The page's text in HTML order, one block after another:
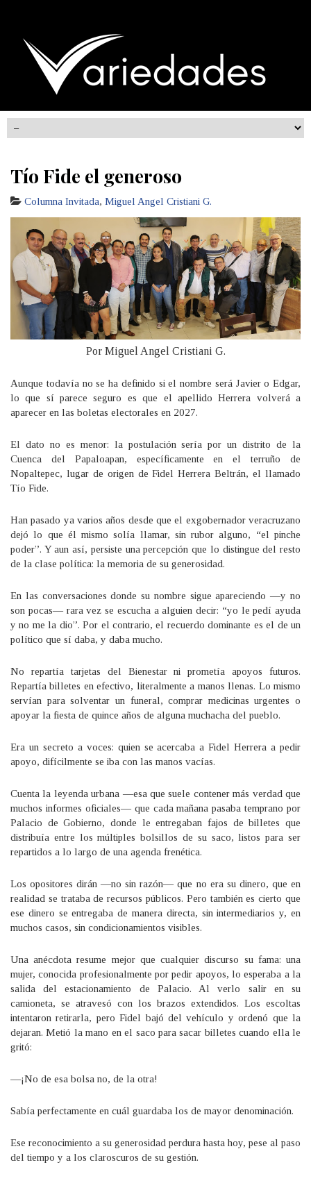
Tío Fide el generoso
Columna Invitada, Miguel Angel Cristiani G.
Por Miguel Angel Cristiani G.
Aunque todavía no se ha definido si el nombre será Javier o Edgar,
lo que sí parece seguro es que el apellido Herrera volverá a
aparecer en las boletas electorales en 2027.
El dato no es menor: la postulación sería por un distrito de la
Cuenca del Papaloapan, específicamente en el terruño de
Nopaltepec, lugar de origen de Fidel Herrera Beltrán, el llamado
Tío Fide.
Han pasado ya varios años desde que el exgobernador veracruzano
dejó lo que él mismo solía llamar, sin rubor alguno, “el pinche
poder”. Y aun así, persiste una percepción que lo distingue del resto
de la clase política: la memoria de su generosidad.
En las conversaciones donde su nombre sigue apareciendo —y no
son pocas— rara vez se escucha a alguien decir: “yo le pedí ayuda
y no me la dio”. Por el contrario, el recuerdo dominante es el de un
político que sí daba, y daba mucho.
No repartía tarjetas del Bienestar ni prometía apoyos futuros.
Repartía billetes en efectivo, literalmente a manos llenas. Lo mismo
servían para solventar un funeral, comprar medicinas urgentes o
apoyar la fiesta de quince años de alguna muchacha del pueblo.
Era un secreto a voces: quien se acercaba a Fidel Herrera a pedir
apoyo, difícilmente se iba con las manos vacías.
Cuenta la leyenda urbana —esa que suele contener más verdad que
muchos informes oficiales— que cada mañana pasaba temprano por
Palacio de Gobierno, donde le entregaban fajos de billetes que
distribuía entre los múltiples bolsillos de su saco, listos para ser
repartidos a lo largo de una agenda frenética.
Los opositores dirán —no sin razón— que no era su dinero, que en
realidad se trataba de recursos públicos. Pero también es cierto que
ese dinero se entregaba de manera directa, sin intermediarios y, en
muchos casos, sin condicionamientos visibles.
Una anécdota resume mejor que cualquier discurso su fama: una
mujer, conocida profesionalmente por pedir apoyos, lo esperaba a la
salida del estacionamiento de Palacio. Al verlo salir en su
camioneta, se atravesó con los brazos extendidos. Los escoltas
intentaron retirarla, pero Fidel bajó del vehículo y ordenó que la
dejaran. Metió la mano en el saco para sacar billetes cuando ella le
gritó:
—¡No de esa bolsa no, de la otra!
Sabía perfectamente en cuál guardaba los de mayor denominación.
Ese reconocimiento a su generosidad perdura hasta hoy, pese al paso
del tiempo y a los claroscuros de su gestión.